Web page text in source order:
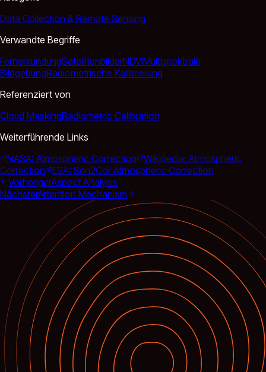
Data Collection & Remote Sensing
Verwandte Begriffe
FernerkundungSatellitenbilderNDVIMultispektrale
BildgebungRadiometrische Kalibrierung
Referenziert von
Cloud MaskingRadiometric Calibration
Weiterführende Links
NASA: Atmospheric Correction
Wikipedia: Atmospheric
Correction
ESA: Sen2Cor Atmospheric Correction
VorherigerAspect Analysis
NächsterAttention Mechanism